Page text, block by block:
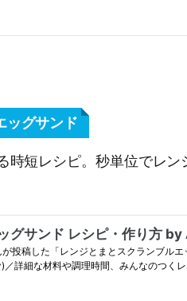
ッグサンド
時短レシピ。秒単位でレ